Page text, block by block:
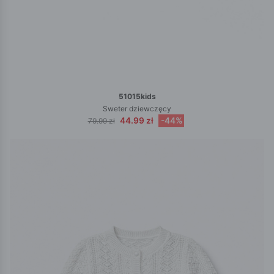
51015kids
Sweter dziewczęcy
79.99 zł 44.99 zł -44%